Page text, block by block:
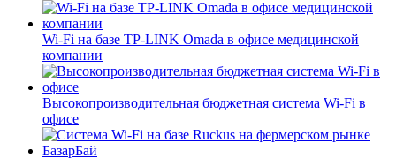
Wi-Fi на базе TP-LINK Omada в офисе медицинской
компании
Высокопроизводительная бюджетная система Wi-Fi в
офисе